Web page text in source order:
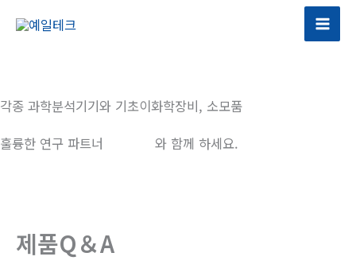
건
너
뛰
각종 과학분석기기와 기초이화학장비, 소모품
훌륭한 연구 파트너
와 함께 하세요.
제품Q＆A